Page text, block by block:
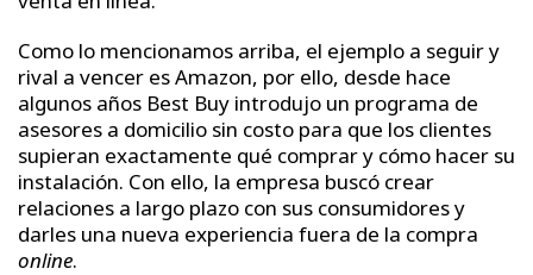
Como lo mencionamos arriba, el ejemplo a seguir y
rival a vencer es Amazon, por ello, desde hace
algunos años Best Buy introdujo un programa de
asesores a domicilio sin costo para que los clientes
supieran exactamente qué comprar y cómo hacer su
instalación. Con ello, la empresa buscó crear
relaciones a largo plazo con sus consumidores y
darles una nueva experiencia fuera de la compra
online.